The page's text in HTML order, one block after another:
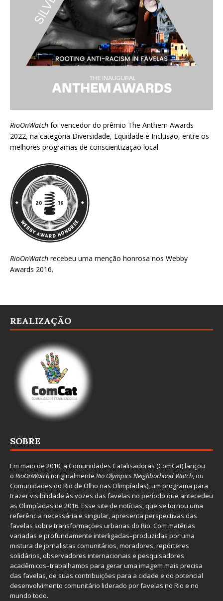
RioOnWatch foi vencedor do prêmio The Anthem Awards
2022, na categoria Diversidade, Equidade e Inclusão, entre os
melhores programas de conscientização local.
RioOnWatch recebeu uma menção honrosa nos Webby
Awards 2016.
REALIZAÇÃO
SOBRE
Em maio de 2010, a Comunidades Catalisadoras (ComCat) lançou
o RioOnWatch(originalmente Rio Olympics Neighborhood Watch, ou
Comunidades do Rio de Olho nas Olimpíadas), um programa para
trazer visibilidade às vozes das favelas no período que antecedeu
as Olimpíadas de 2016. Esse site de notícias, que se tornou uma
referência necessária e singular, apresenta perspectivas das
favelas sobre transformações urbanas do Rio. Com matérias
variadas e profundamente interligadas–produzidas por uma
mistura de jornalistas comunitários, moradores, repórteres
solidários, observadores internacionais e pesquisadores
acadêmicos–trabalhamos para gerar uma imagem mais precisa
das favelas, de suas contribuições para a cidade e do potencial
desenvolvimento comunitário liderado por favelas no Rio e no
mundo todo.